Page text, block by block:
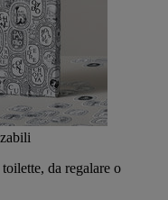
da regalare o